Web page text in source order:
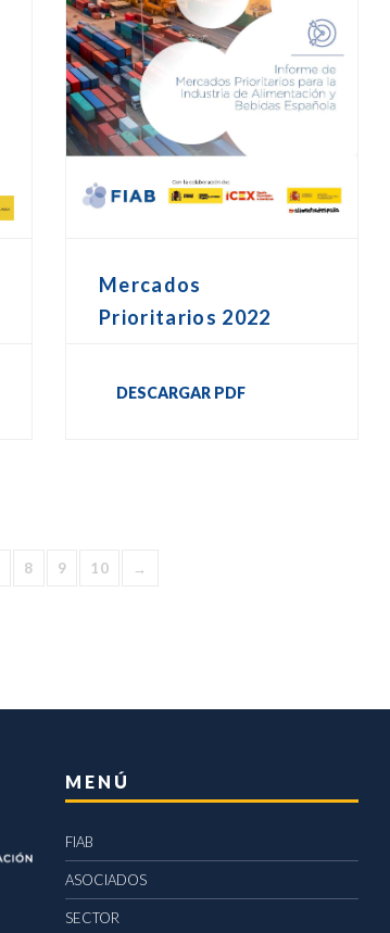
Mercados
Prioritarios 2022
DESCARGAR PDF
8 9 10 →
MENÚ
FIAB
ASOCIADOS
SECTOR